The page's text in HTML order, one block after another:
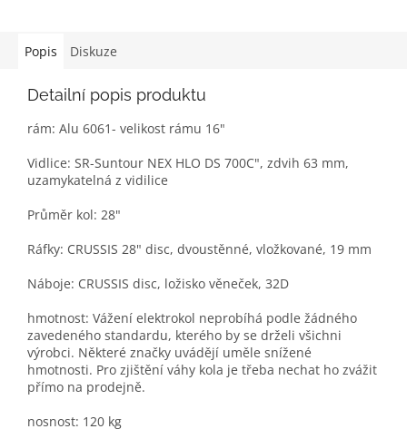
Popis Diskuze
Detailní popis produktu
rám: Alu 6061- velikost rámu 16"
Vidlice: SR-Suntour NEX HLO DS 700C", zdvih 63 mm,
uzamykatelná z vidilice
Průměr kol: 28"
Ráfky: CRUSSIS 28" disc, dvoustěnné, vložkované, 19 mm
Náboje: CRUSSIS disc, ložisko věneček, 32D
hmotnost: Vážení elektrokol neprobíhá podle žádného
zavedeného standardu, kterého by se drželi všichni
výrobci. Některé značky uvádějí uměle snížené
hmotnosti. Pro zjištění váhy kola je třeba nechat ho zvážit
přímo na prodejně.
nosnost: 120 kg